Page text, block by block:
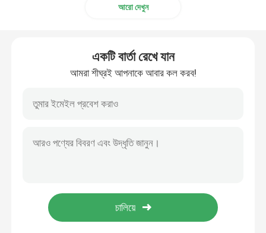
আরো দেখুন
একটি বার্তা রেখে যান
আমরা শীঘ্রই আপনাকে আবার কল করব!